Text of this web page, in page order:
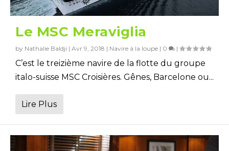
Le MSC Meraviglia
by Nathalie Baldji | Avr 9, 2018 | Navire à la loupe | 0 |
C’est le treizième navire de la flotte du groupe
italo-suisse MSC Croisières. Gênes, Barcelone ou...
Lire Plus